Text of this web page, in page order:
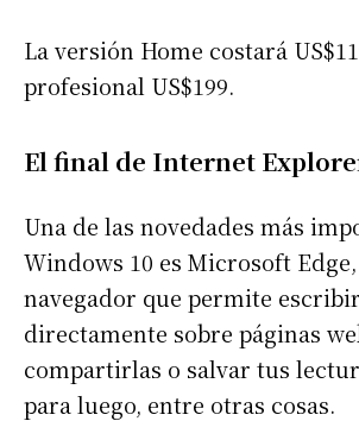
La versión Home costará
profesional US$199.
El final de Internet
Una de las novedades más
Windows 10 es Microsoft
navegador que permite
directamente sobre páginas
compartirlas o salvar tus
para luego, entre otras cosas.